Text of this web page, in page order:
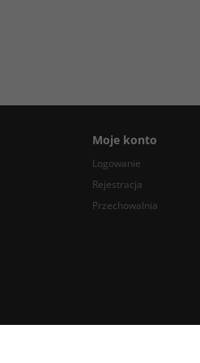
Moje konto
Logowanie
Rejestracja
Przechowalnia